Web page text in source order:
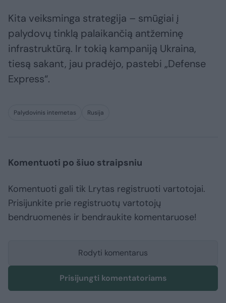
Kita veiksminga strategija – smūgiai į
palydovų tinklą palaikančią antžeminę
infrastruktūrą. Ir tokią kampaniją Ukraina,
tiesą sakant, jau pradėjo, pastebi „Defense
Express“.
Palydovinis internetas Rusija
Komentuoti po šiuo straipsniu
Komentuoti gali tik Lrytas registruoti vartotojai.
Prisijunkite prie registruotų vartotojų
bendruomenės ir bendraukite komentaruose!
Rodyti komentarus
Prisijungti komentatoriams